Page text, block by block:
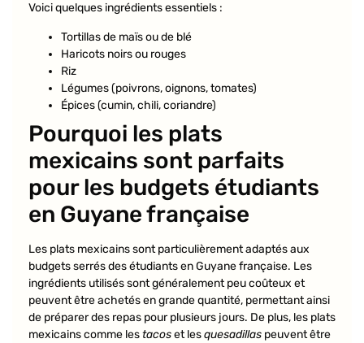
Voici quelques ingrédients essentiels :
Tortillas de maïs ou de blé
Haricots noirs ou rouges
Riz
Légumes (poivrons, oignons, tomates)
Épices (cumin, chili, coriandre)
Pourquoi les plats
mexicains sont parfaits
pour les budgets étudiants
en Guyane française
Les plats mexicains sont particulièrement adaptés aux
budgets serrés des étudiants en Guyane française. Les
ingrédients utilisés sont généralement peu coûteux et
peuvent être achetés en grande quantité, permettant ainsi
de préparer des repas pour plusieurs jours. De plus, les plats
mexicains comme lestacoset lesquesadillas peuvent être